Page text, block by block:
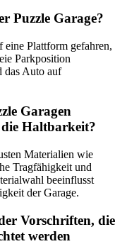
Puzzle Garage?
eine Plattform gefahren,
Parkposition
das Auto auf
Garagen
die Haltbarkeit?
Materialien wie
Tragfähigkeit und
beeinflusst
der Garage.
Vorschriften, die
werden